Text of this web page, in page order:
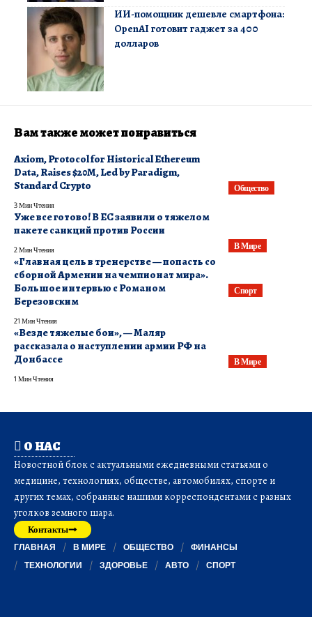
ИИ-помощник дешевле смартфона:
OpenAI готовит гаджет за 400
долларов
Вам также может понравиться
Общество
Axiom, Protocol for Historical Ethereum
Data, Raises $20M, Led by Paradigm,
Standard Crypto
3 Мин Чтения
В Мире
Уже все готово! В ЕС заявили о тяжелом
пакете санкций против России
2 Мин Чтения
Спорт
«Главная цель в тренерстве — попасть со
сборной Армении на чемпионат мира».
Большое интервью с Романом
Березовским
21 Мин Чтения
В Мире
«Везде тяжелые бои», — Маляр
рассказала о наступлении армии РФ на
Донбассе
1 Мин Чтения
О НАС
Новостной блок с актуальными ежедневными статьями о
медицине, технологиях, обществе, автомобилях, спорте и
других темах, собранные нашими корреспондентами с разных
уголков земного шара.
Контакты
ГЛАВНАЯ В МИРЕ ОБЩЕСТВО
ФИНАНСЫ
ТЕХНОЛОГИИ
ЗДОРОВЬЕ АВТО СПОРТ